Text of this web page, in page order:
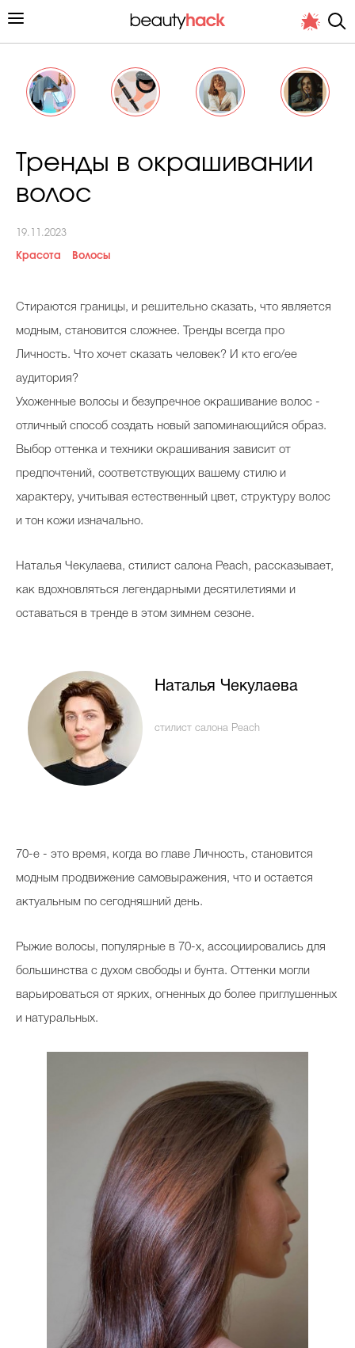
Снимает и тестирует редакция
Вопрос эксперту
Папа может
Выбор визажистов
Выбор косметолога
Хит недели от визажиста
Celebrity дня
Beauty- битвы
Викторины
Тренды в окрашивании
волос
19.11.2023
Красота Волосы
Стираются границы, и решительно сказать, что является
модным, становится сложнее. Тренды всегда про
Личность. Что хочет сказать человек? И кто его/ее
аудитория?
Ухоженные волосы и безупречное окрашивание волос -
отличный способ создать новый запоминающийся образ.
Выбор оттенка и техники окрашивания зависит от
предпочтений, соответствующих вашему стилю и
характеру, учитывая естественный цвет, структуру волос
и тон кожи изначально.
Наталья Чекулаева, стилист салона Peach, рассказывает,
как вдохновляться легендарными десятилетиями и
оставаться в тренде в этом зимнем сезоне.
Наталья Чекулаева
стилист салона Peach
70-е - это время, когда во главе Личность, становится
модным продвижение самовыражения, что и остается
актуальным по сегодняшний день.
Рыжие волосы, популярные в 70-х, ассоциировались для
большинства с духом свободы и бунта. Оттенки могли
варьироваться от ярких, огненных до более приглушенных
и натуральных.